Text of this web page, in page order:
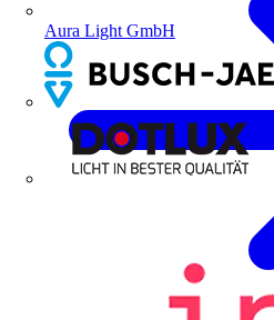
Aura Light GmbH